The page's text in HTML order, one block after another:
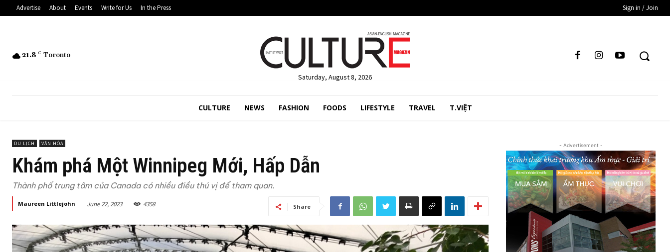
Advertise About Events Write for Us In the Press Sign in / Join
21.8 C Toronto
Saturday, August 8, 2026
CULTURE NEWS FASHION FOODS LIFESTYLE TRAVEL T.VIỆT
DU LỊCH VĂN HÓA
Khám phá Một Winnipeg Mới, Hấp Dẫn
Thành phố trung tâm của Canada có nhiều điều thú vị để tham quan.
Maureen Littlejohn June 22, 2023 4358 Share
- Advertisement -